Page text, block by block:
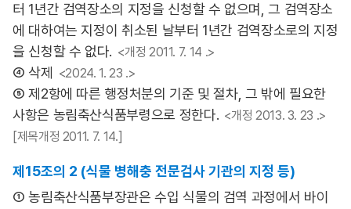
터 1년간 검역장소의 지정을 신청할 수 없으며, 그 검역장소
에 대하여는 지정이 취소된 날부터 1년간 검역장소로의 지정
을 신청할 수 없다. <개정 2011. 7. 14 .>
④ 삭제 <2024. 1. 23 .>
⑤ 제2항에 따른 행정처분의 기준 및 절차, 그 밖에 필요한
사항은 농림축산식품부령으로 정한다. <개정 2013. 3. 23 .>
[제목개정 2011. 7. 14.]
제15조의 2 (식물 병해충 전문검사 기관의 지정 등)
① 농림축산식품부장관은 수입 식물의 검역 과정에서 바이